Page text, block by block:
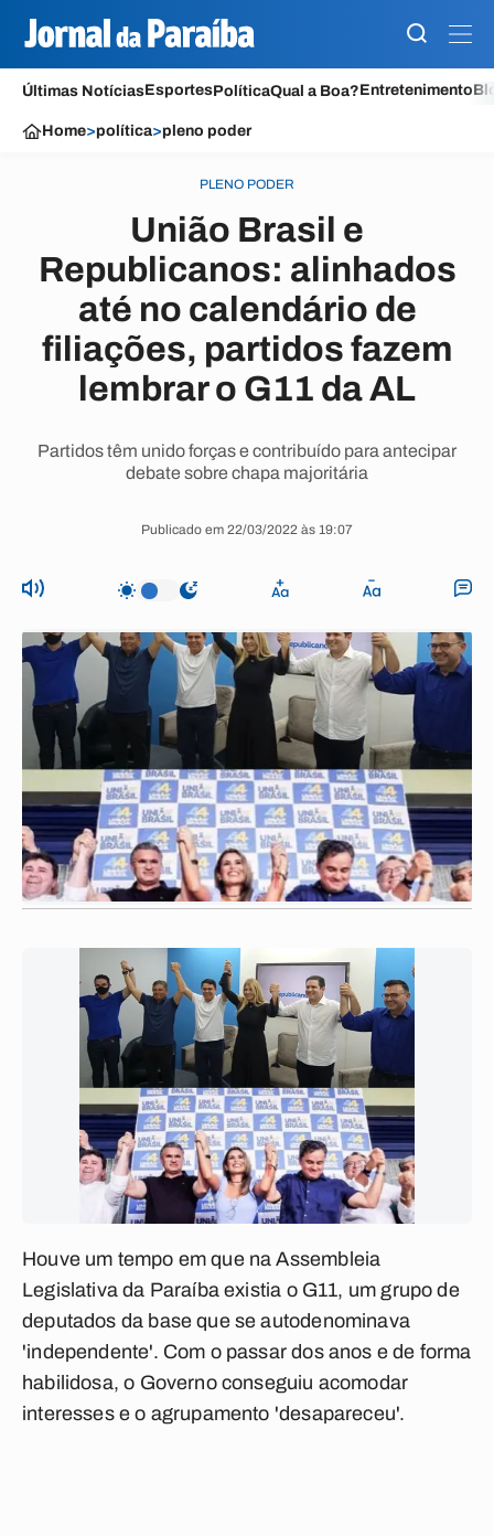
Últimas NotíciasEsportesPolíticaQual a Boa?Entretenimento
Home>política>pleno poder
PLENO PODER
União Brasil e
Republicanos: alinhados
até no calendário de
filiações, partidos fazem
lembrar o G11 da AL
Partidos têm unido forças e contribuído para antecipar
debate sobre chapa majoritária
Publicado em 22/03/2022 às 19:07
Houve um tempo em que na Assembleia
Legislativa da Paraíba existia o G11, um grupo de
deputados da base que se autodenominava
'independente'. Com o passar dos anos e de forma
habilidosa, o Governo conseguiu acomodar
interesses e o agrupamento 'desapareceu'.